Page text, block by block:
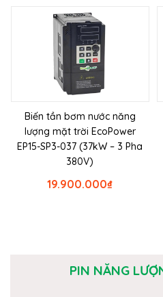
Biến tần bơm nước năng
lượng mặt trời EcoPower
EP15-SP3-037 (37kW – 3 Pha
380V)
₫
19.900.000
PIN NĂNG